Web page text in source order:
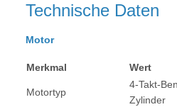
Technische Daten
Motor
Merkmal Wert
Motortyp
4-Takt-
Zylinder